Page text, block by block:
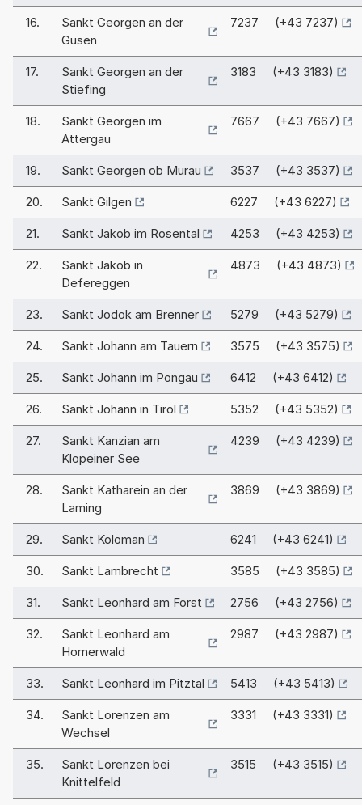
16.
Sankt Georgen an der
Gusen
7237 (+43 7237)
17.
Sankt Georgen an der
Stiefing
3183 (+43 3183)
18.
Sankt Georgen im
Attergau
7667 (+43 7667)
19. Sankt Georgen ob Murau 3537 (+43 3537)
20. Sankt Gilgen 6227 (+43 6227)
21. Sankt Jakob im Rosental 4253 (+43 4253)
22.
Sankt Jakob in
Defereggen
4873 (+43 4873)
23. Sankt Jodok am Brenner 5279 (+43 5279)
24. Sankt Johann am Tauern 3575 (+43 3575)
25. Sankt Johann im Pongau 6412 (+43 6412)
26. Sankt Johann in Tirol 5352 (+43 5352)
27.
Sankt Kanzian am
Klopeiner See
4239 (+43 4239)
28.
Sankt Katharein an der
Laming
3869 (+43 3869)
29. Sankt Koloman 6241 (+43 6241)
30. Sankt Lambrecht 3585 (+43 3585)
31. Sankt Leonhard am Forst 2756 (+43 2756)
32.
Sankt Leonhard am
Hornerwald
2987 (+43 2987)
33. Sankt Leonhard im Pitztal 5413 (+43 5413)
34.
Sankt Lorenzen am
Wechsel
3331 (+43 3331)
35.
Sankt Lorenzen bei
Knittelfeld
3515 (+43 3515)